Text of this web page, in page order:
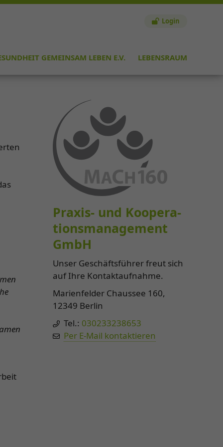
Login
GEMEINSAM LEBEN E.V. LEBENSRAUM
Pra­xis- und Ko­ope­ra­
ti­ons­ma­nage­ment
GmbH
Unser Geschäftsführer freut sich
auf Ihre Kontaktaufnahme.
Marienfelder Chaussee 160,
12349 Berlin
Tel.: 030233238653
Per E-Mail kontaktieren